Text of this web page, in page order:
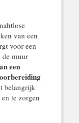
van een
voor een
de muur
een
belangrijk
te zorgen